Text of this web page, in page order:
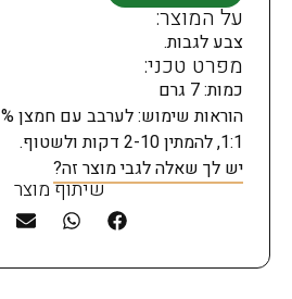
על המוצר:
צבע לגבות.
מפרט טכני:
כמות: 7 גרם
1:1, להמתין 2-10 דקות ולשטוף.
יש לך שאלה לגבי מוצר זה?
שיתוף מוצר